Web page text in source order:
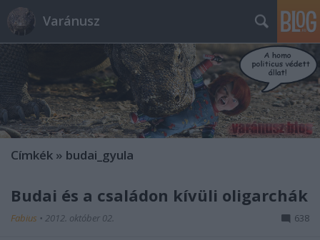
Varánusz
Címkék » budai_gyula
Budai és a családon kívüli oligarchák
Fabius • 2012. október 02. 638